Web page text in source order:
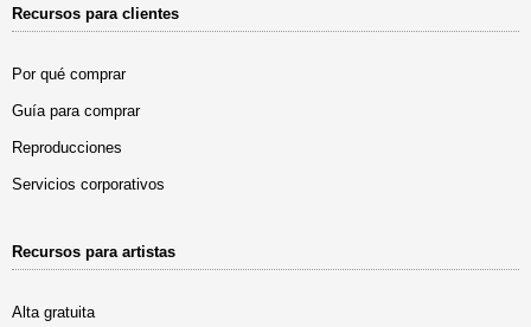
Recursos para clientes
Por qué comprar
Guía para comprar
Reproducciones
Servicios corporativos
Recursos para artistas
Alta gratuita